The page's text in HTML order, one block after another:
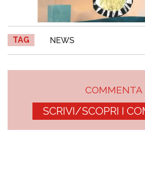
TAG NEWS
COMMENTA
SCRIVI/SCOPRI I